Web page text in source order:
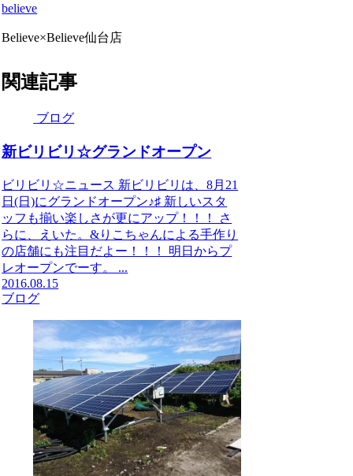
believe
Believe×Believe仙台店
関連記事
ブログ
新ビリビリ☆グランドオープン
​ビリビリ☆ニュース 新ビリビリは、8月21
日(日)にグランドオープン♪♯ 新しいスタ
ッフも揃い楽しさが更にアップ！！！ さ
らに、えいた。&りこちゃんによる手作り
の店舗にも注目だよー！！！ 明日からプ
レオープンでーす。 ...
2016.08.15
ブログ